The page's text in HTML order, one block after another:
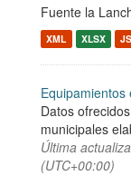
Fuente la
XML XLSX
Equipamientos
Datos
municipales
Última
(UTC+00:00)